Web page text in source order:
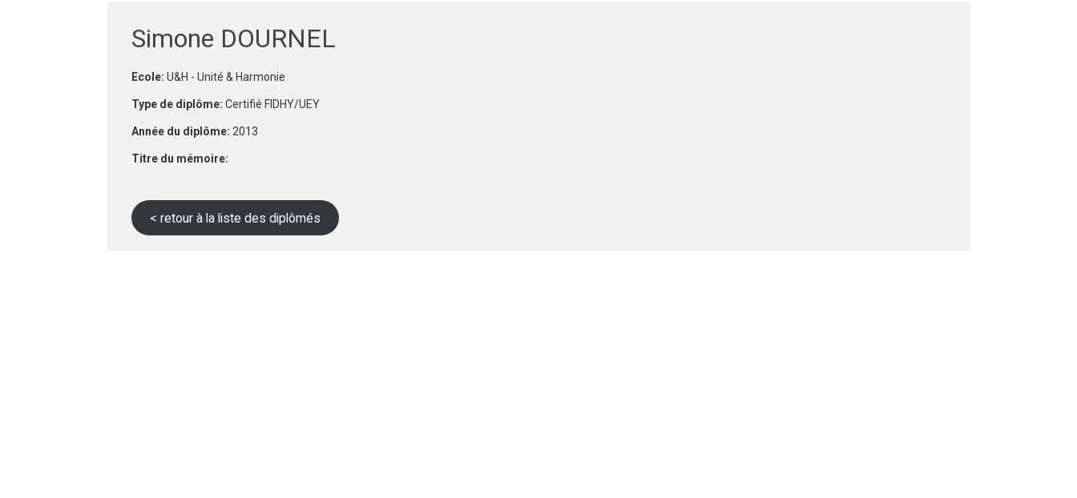
Simone DOURNEL
Ecole: U&H - Unité & Harmonie
Type de diplôme: Certifié FIDHY/UEY
Année du diplôme: 2013
Titre du mémoire:
< retour à la liste des diplômés